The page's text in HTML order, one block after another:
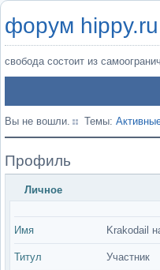
форум hippy.ru
свобода состоит из
Вы не вошли. Темы:
Профиль
Личное
Имя Krakodail
Титул Участник